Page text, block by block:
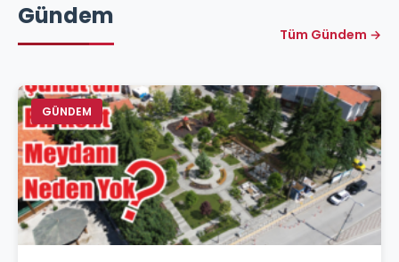
Gündem
Tüm Gündem →
GÜNDEM